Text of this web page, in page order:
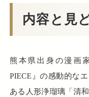
内容と見
熊本県出身の漫画
PIECE』の感動的な
ある人形浄瑠璃「清